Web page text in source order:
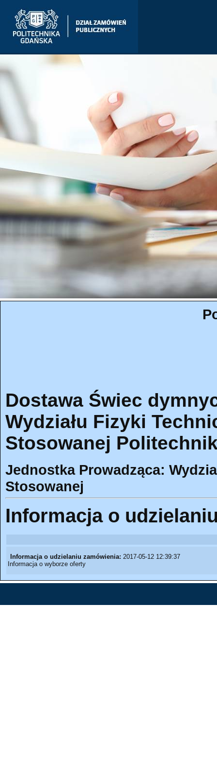
Dostawa Świec
Wydziału Fizyki
Stosowanej
Jednostka Prowadząca:
Stosowanej
Informacja o
Informacja o udzielaniu zamówienia: 2017-05-12 12:39:37
Informacja o wyborze oferty